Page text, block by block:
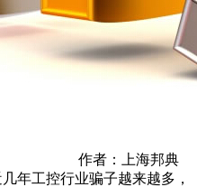
作者：上海邦典
工控行业骗子越来越多，